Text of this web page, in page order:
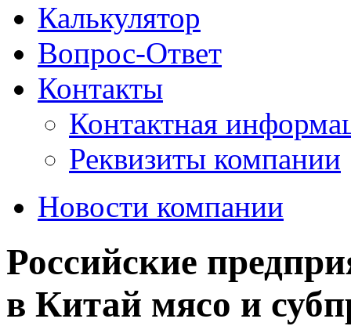
Калькулятор
Вопрос-Ответ
Контакты
Контактная
Реквизиты компании
Новости компании
Российские
в Китай мясо и